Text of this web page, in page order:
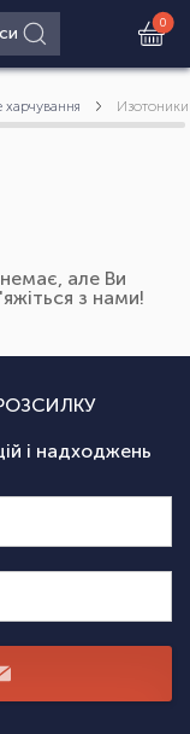
0
Изотоники
немає, але Ви
з нами!
і надходжень